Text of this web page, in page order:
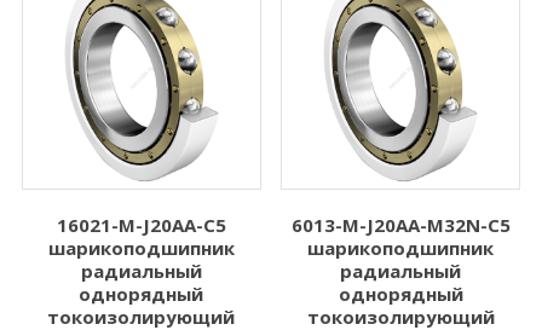
16021-M-J20AA-C5
шарикоподшипник
радиальный
однорядный
токоизолирующий
6013-M-J20AA-M32N-C5
шарикоподшипник
радиальный
однорядный
токоизолирующий